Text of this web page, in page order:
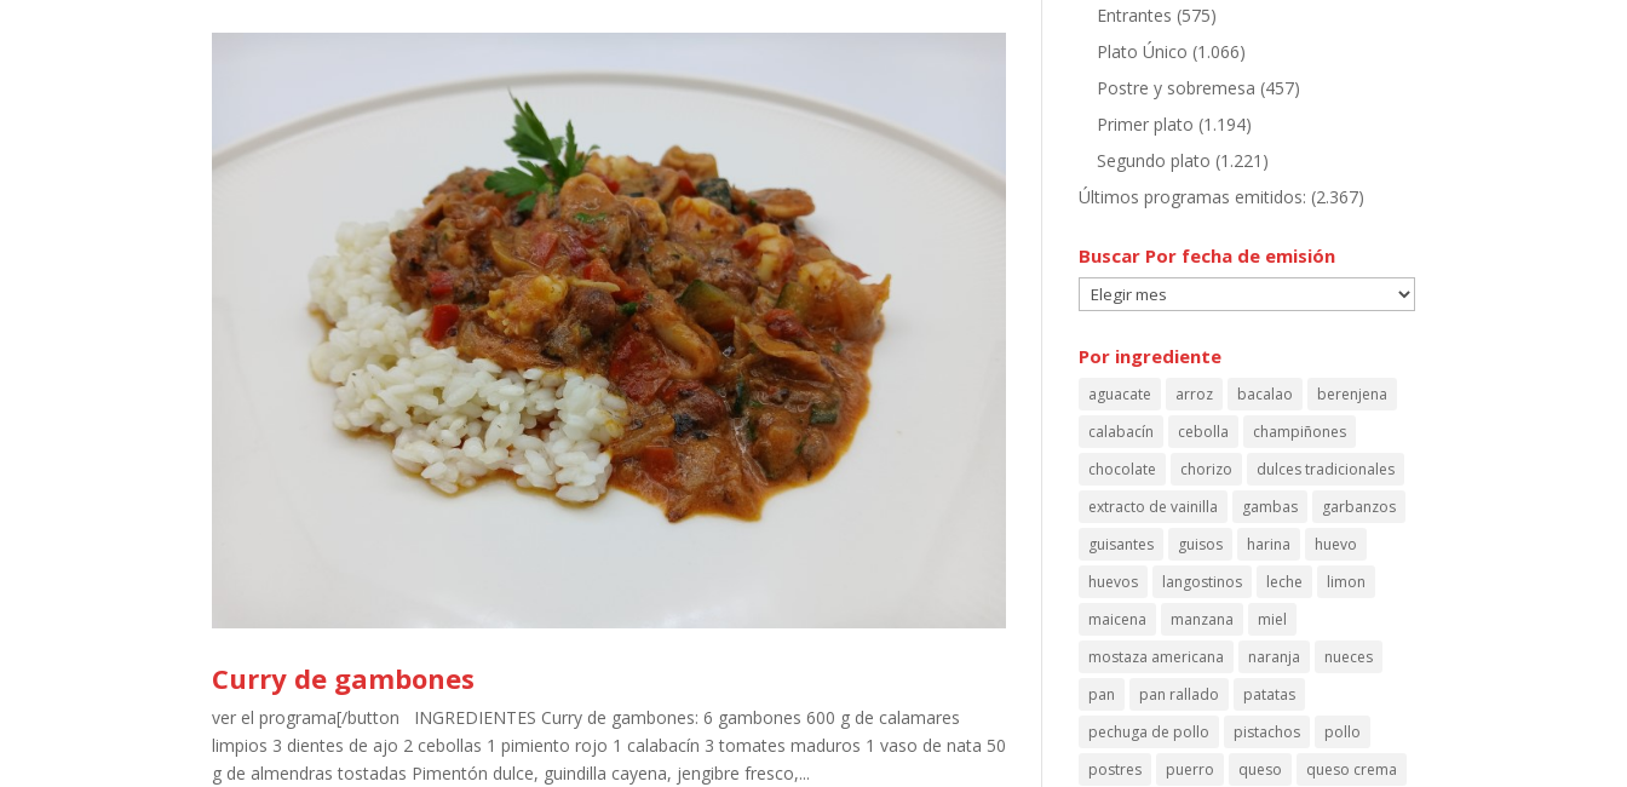
Curry de gambones
ver el programa[/button INGREDIENTES Curry de gambones: 6 gambones 600 g de calamares
limpios 3 dientes de ajo 2 cebollas 1 pimiento rojo 1 calabacín 3 tomates maduros 1 vaso de nata 50
g de almendras tostadas Pimentón dulce, guindilla cayena, jengibre fresco,...
Entrantes (575)
Plato Único (1.066)
Postre y sobremesa (457)
Primer plato (1.194)
Segundo plato (1.221)
Últimos programas emitidos: (2.367)
Buscar Por fecha de emisión
Buscar
Por
fecha
emisión
Por ingrediente
aguacate arroz bacalao
berenjena
calabacín
cebolla
champiñones
chocolate
chorizo
dulces tradicionales
extracto de vainilla
gambas
garbanzos
guisantes
guisos harina
huevo
huevos
langostinos leche
limon
maicena
manzana
miel
mostaza americana
naranja
nueces
pan
pan rallado
patatas
pechuga de pollo
pistachos
pollo
postres
puerro queso
queso crema